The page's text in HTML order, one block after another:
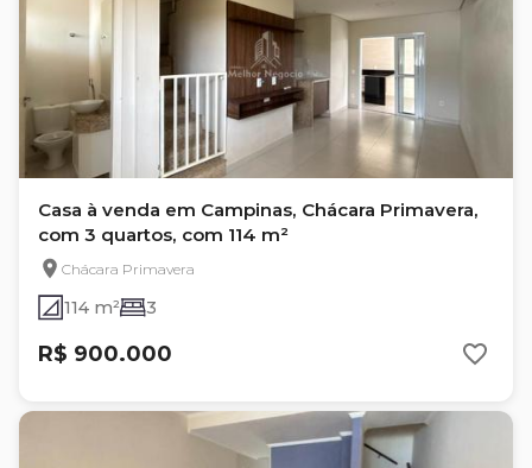
Casa à venda em Campinas, Chácara Primavera,
com 3 quartos, com 114 m²
Chácara Primavera
114 m² 3
R$ 900.000